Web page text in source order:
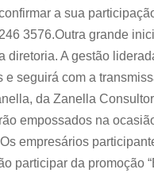
a sua
3576.Outra grande
diretoria. A gestão
e seguirá com a
da Zanella
empossados na
empresários
participar da promoção